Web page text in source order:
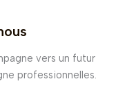
vers un futur
professionnelles.